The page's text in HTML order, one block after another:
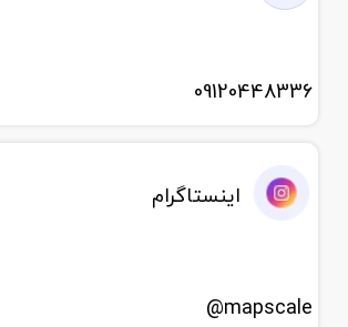
09120448336
اینستاگرام
mapscale@